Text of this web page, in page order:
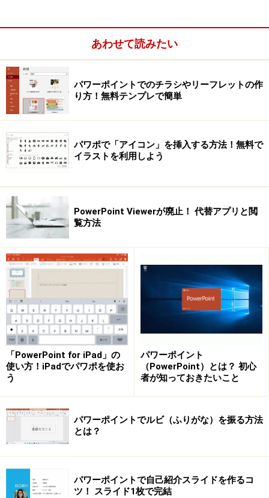
それならば、スライドショー実行中に使わない画面が表
示されないように設定してしまいましょう。
インク注釈のメッセージ画面を非表示にす
る
「インク注釈を保持しますか？」のメッセージを表示し
ないようにするには、「ファイル」タブの「オプショ
ン」をクリックします。
ここでは、PowerPoint2013で操作しているが、
PowerPoint2010でも同じ操作で設定できる。
あわせて読みたい
パワーポイントでのチラシやリーフレットの作
り方！無料テンプレで簡単
パワポで「アイコン」を挿入する方法！無料で
イラストを利用しよう
PowerPoint Viewerが廃止！ 代替アプリと閲
覧方法
「PowerPoint for iPad」の
使い方！iPadでパワポを使お
う
パワーポイント
（PowerPoint）とは？ 初心
者が知っておきたいこと
パワーポイントでルビ（ふりがな）を振る方法
とは？
パワーポイントで自己紹介スライドを作るコ
ツ！ スライド1枚で完結